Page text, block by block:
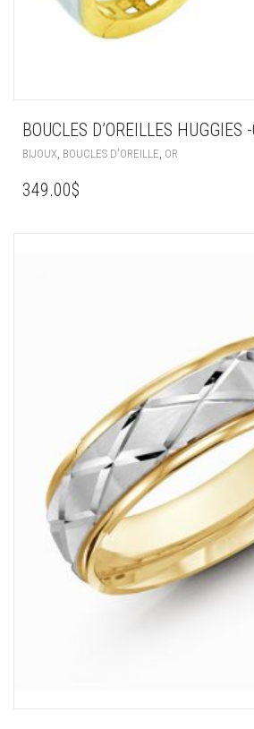
BOUCLES D’OREILLES HUGGIES
BIJOUX BOUCLES D'OREILLE OR
349.00$